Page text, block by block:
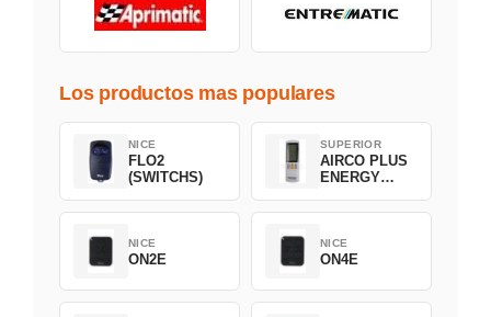
Los productos mas populares
NICE
FLO2
(SWITCHS)
SUPERIOR
AIRCO PLUS
ENERGY
NICE
ON2E
NICE
ON4E